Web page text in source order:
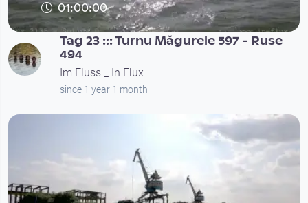
01:00:00
Tag 23 ::: Turnu Măgurele 597 - Ruse
494
Im Fluss _ In Flux
since 1 year 1 month